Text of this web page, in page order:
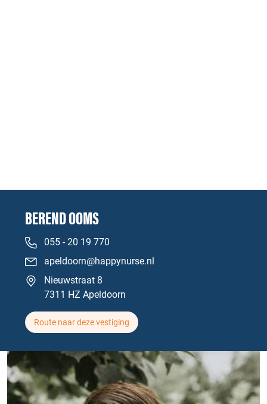
BEREND OOMS
055 - 20 19 770
apeldoorn@happynurse.nl
Nieuwstraat 8
7311 HZ Apeldoorn
Route naar deze vestiging